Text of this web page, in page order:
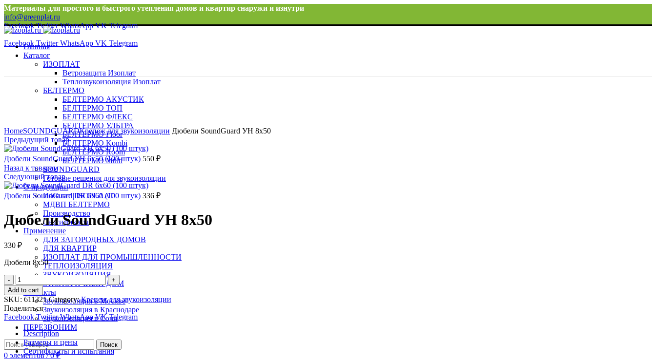
Материалы для простого и быстрого утепления домов и квартир снаружи и изнутри
info@greenplat.ru
Facebook Twitter WhatsApp VK Telegram
8 996 533 10 46
Facebook Twitter WhatsApp VK Telegram
Главная
Каталог
ИЗОПЛАТ
Ветрозащита Изоплат
Теплозвукоизоляция Изоплат
БЕЛТЕРМО
БЕЛТЕРМО АКУСТИК
БЕЛТЕРМО ТОП
БЕЛТЕРМО ФЛЕКС
БЕЛТЕРМО УЛЬТРА
БЕЛТЕРМО Floor
БЕЛТЕРМО Kombi
БЕЛТЕРМО Room
БЕЛТЕРМО Multi
SOUNDGUARD
Готовые решения для звукоизоляции
О продукции
Изоплат | ISOPLAAT
МДВП БЕЛТЕРМО
Производство
Сертификаты
Применение
ДЛЯ ЗАГОРОДНЫХ ДОМОВ
ДЛЯ КВАРТИР
ИЗОПЛАТ ДЛЯ ПРОМЫШЛЕННОСТИ
ТЕПЛОИЗОЛЯЦИЯ
ЗВУКОИЗОЛЯЦИЯ
ЭКОЛОГИЧНЫЙ ДОМ
Контакты
Звукоизоляция в Москве
Звукоизоляция в Краснодаре
Звукоизоляция в Сочи
ПЕРЕЗВОНИМ
Поиск
0 элементов / 0₽
Нажмите, чтобы увеличить
HomeSOUNDGUARDКрепеж для звукоизоляции Дюбели SoundGuard УН 8х50
Предыдущий товар
Дюбели SoundGuard УН 6х50 (100 штук) 550 ₽
Назад к товарам
Следующий товар
Дюбели SoundGuard DR 6х60 (100 штук) 336 ₽
Дюбели SoundGuard УН 8х50
330 ₽
Дюбели 8х50
Quantity
Add to cart
SKU: 611321 Category:Крепеж для звукоизоляции
Поделиться
Facebook Twitter WhatsApp VK Telegram
Description
Размеры и цены
Сертификаты и испытания